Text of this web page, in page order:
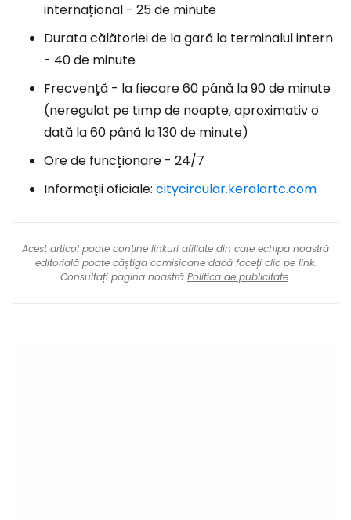
internațional - 25 de minute
Durata călătoriei de la gară la terminalul intern
- 40 de minute
Frecvență - la fiecare 60 până la 90 de minute
(neregulat pe timp de noapte, aproximativ o
dată la 60 până la 130 de minute)
Ore de funcționare - 24/7
Informații oficiale: citycircular.keralartc.com
Acest articol poate conține linkuri afiliate din care echipa noastră
editorială poate câștiga comisioane dacă faceți clic pe link.
Consultați pagina noastră Politica de publicitate.